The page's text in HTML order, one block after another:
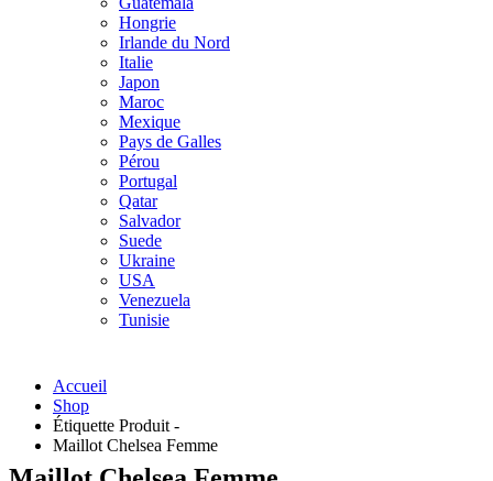
Hongrie
Irlande du Nord
Italie
Japon
Maroc
Mexique
Pays de Galles
Pérou
Portugal
Qatar
Salvador
Suede
Ukraine
USA
Venezuela
Tunisie
Accueil
Shop
Étiquette Produit -
Maillot Chelsea Femme